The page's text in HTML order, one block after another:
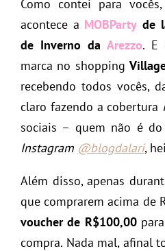
Como contei para vocês,
acontece a MOBParty de
de Inverno da Arezzo. E
marca no shopping
recebendo todos vocês,
claro fazendo a cobertura
sociais – quem não é
Instagram @blogdalari,
Além disso, apenas
que comprarem acima de
voucher de R$100,00para
compra. Nada mal, afinal